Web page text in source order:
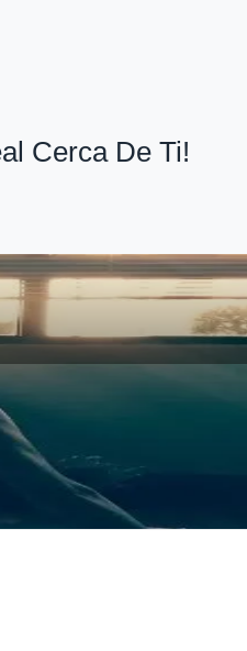
Cerca De Ti!